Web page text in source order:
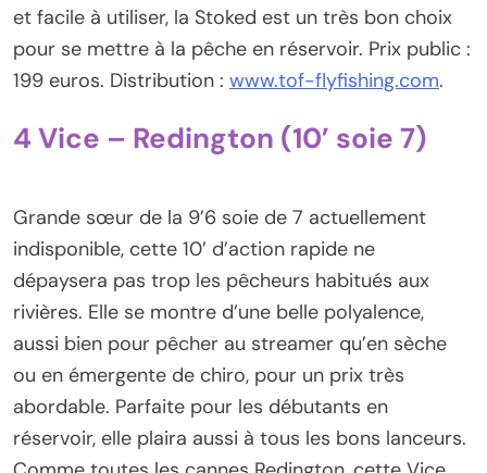
et facile à utiliser, la Stoked est un très bon choix
pour se mettre à la pêche en réservoir. Prix public :
199 euros. Distribution : www.tof-flyfishing.com.
4 Vice – Redington (10’ soie 7)
Grande sœur de la 9’6 soie de 7 actuellement
indisponible, cette 10’ d’action rapide ne
dépaysera pas trop les pêcheurs habitués aux
rivières. Elle se montre d’une belle polyalence,
aussi bien pour pêcher au streamer qu’en sèche
ou en émergente de chiro, pour un prix très
abordable. Parfaite pour les débutants en
réservoir, elle plaira aussi à tous les bons lanceurs.